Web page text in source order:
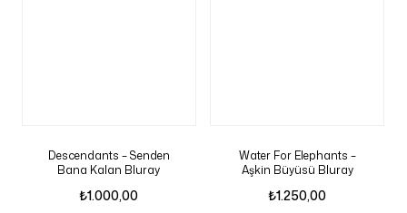
Descendants – Senden
Bana Kalan Bluray
₺1.000,00
Water For Elephants –
Aşkin Büyüsü Bluray
₺1.250,00